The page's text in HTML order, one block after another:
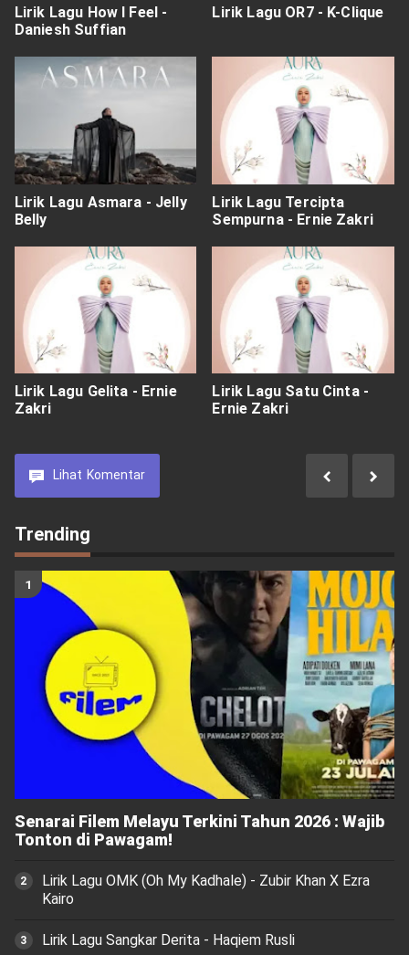
Lirik Lagu How I Feel -
Daniesh Suffian
Lirik Lagu OR7 - K-Clique
Lirik Lagu Asmara - Jelly
Belly
Lirik Lagu Tercipta
Sempurna - Ernie Zakri
Lirik Lagu Gelita - Ernie
Zakri
Lirik Lagu Satu Cinta -
Ernie Zakri
Lihat Komentar
Trending
Senarai Filem Melayu Terkini Tahun 2026 : Wajib
Tonton di Pawagam!
Lirik Lagu OMK (Oh My Kadhale) - Zubir Khan X Ezra
Kairo
Lirik Lagu Sangkar Derita - Haqiem Rusli